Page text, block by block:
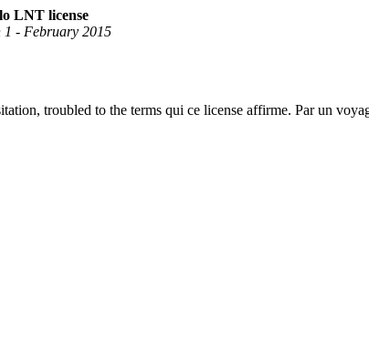
LNT license
1 - February 2015
troubled to the terms qui ce license affirme. Par un